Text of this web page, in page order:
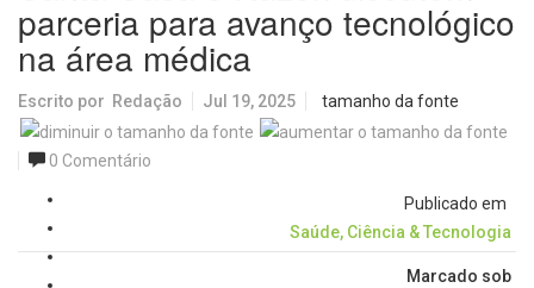
parceria para avanço tecnológico
na área médica
Escrito por Redação Jul 19, 2025 tamanho da fonte
0 Comentário
Publicado em
Saúde, Ciência & Tecnologia
Marcado sob